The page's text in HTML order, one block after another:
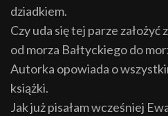
dziadkiem.
Czy uda się tej parze założyć
od morza Bałtyckiego do
Autorka opowiada o
książki.
Jak już pisałam wcześniej